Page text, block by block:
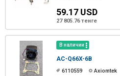
59.17 USD
27 805.76 тенге
В наличии
AC-Q66X-6B
6110559 Axiomtek